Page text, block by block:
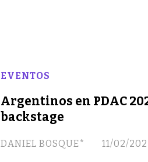
Argentinos en PDAC
backstage
DANIEL BOSQUE*
EVENTOS
11/02/